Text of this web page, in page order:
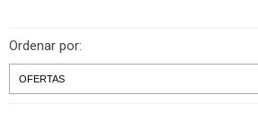
Ordenar por: